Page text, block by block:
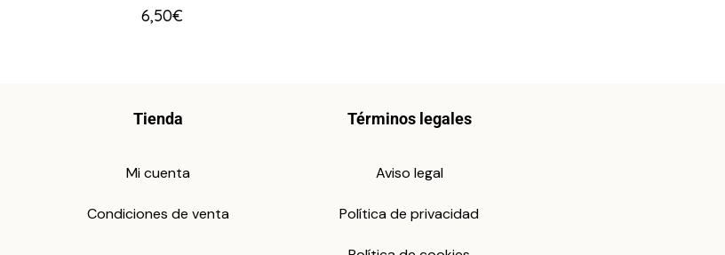
6,50€
Tienda
Mi cuenta
Condiciones de venta
Términos legales
Aviso legal
Política de privacidad